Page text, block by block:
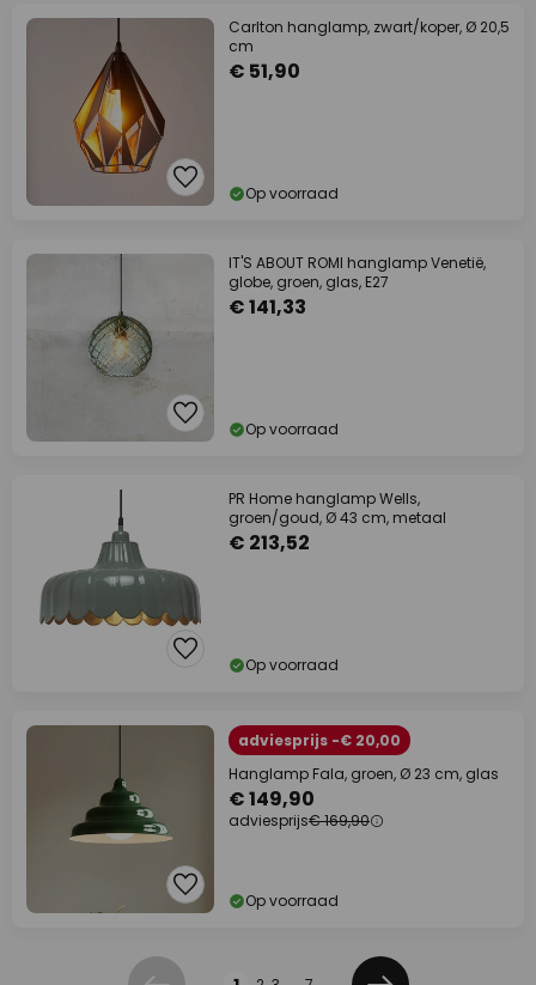
Carlton hanglamp, zwart/koper, Ø 20,5
cm
€ 51,90
Op voorraad
IT'S ABOUT ROMI hanglamp Venetië,
globe, groen, glas, E27
€ 141,33
Op voorraad
PR Home hanglamp Wells,
groen/goud, Ø 43 cm, metaal
€ 213,52
Op voorraad
adviesprijs -€ 20,00
Hanglamp Fala, groen, Ø 23 cm, glas
€ 149,90
adviesprijs€ 169,90
Op voorraad